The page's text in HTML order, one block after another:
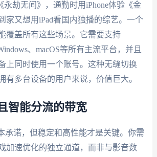
永劫无间》，通勤时用iPhone体验《金
家又想用iPad看国内独播的综艺。一个
覆盖所有这些场景。它需要支持
、macOS等所有主流平台，并且
上同时使用一个账号。这种无缝切换
有多台设备的用户来说，价值巨大。
智能分流的带宽
承诺，但稳定和高性能才是关键。你需
加速优化的独立通道，而非与影音数